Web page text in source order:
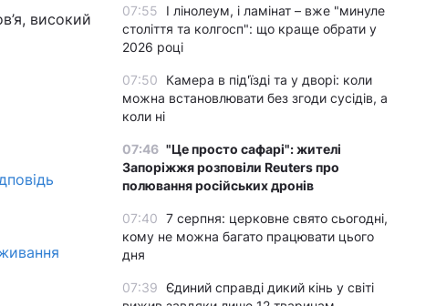
високий
07:55
І лінолеум, і ламінат – вже "минуле
століття та колгосп": що краще обрати у
2026 році
07:50
Камера в під'їзді та у дворі: коли
можна встановлювати без згоди сусідів, а
коли ні
07:46 "Це просто сафарі": жителі
Запоріжжя розповіли Reuters про
полювання російських дронів
07:40 7 серпня: церковне свято сьогодні,
кому не можна багато працювати цього
дня
07:39 Єдиний справді дикий кінь у світі